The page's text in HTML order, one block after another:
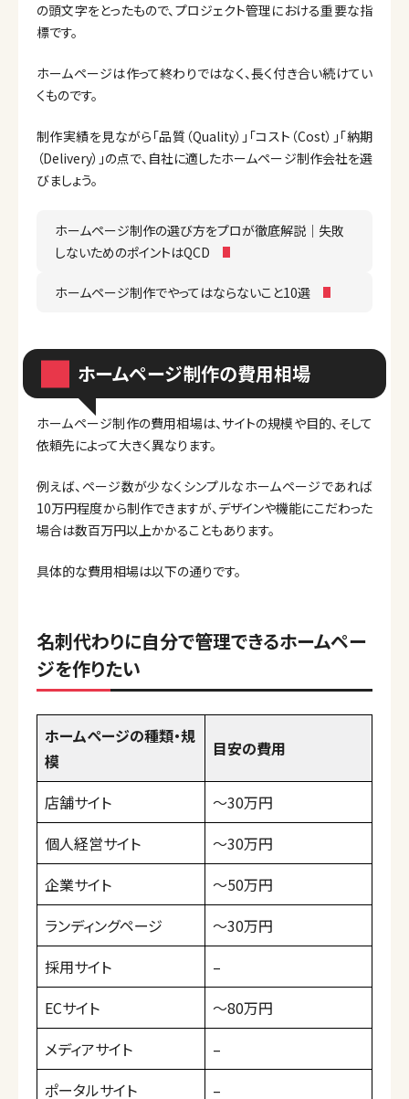
の頭文字をとったもので、プロジェクト管理における重要な指
標です。
ホームページは作って終わりではなく、長く付き合い続けてい
くものです。
制作実績を見ながら「品質（Quality）」「コスト（Cost）」「納期
（Delivery）」の点で、自社に適したホームページ制作会社を選
びましょう。
ホームページ制作の選び方をプロが徹底解説｜失敗
しないためのポイントはQCD
ホームページ制作でやってはならないこと10選
ホームページ制作の費用相場
ホームページ制作の費用相場は、サイトの規模や目的、そして
依頼先によって大きく異なります。
例えば、ページ数が少なくシンプルなホームページであれば
10万円程度から制作できますが、デザインや機能にこだわった
場合は数百万円以上かかることもあります。
具体的な費用相場は以下の通りです。
名刺代わりに自分で管理できるホームペー
ジを作りたい
ホームページの種類・規
模
目安の費用
店舗サイト
〜30万円
個人経営サイト
〜30万円
企業サイト
〜50万円
ランディングページ
〜30万円
採用サイト
–
ECサイト
〜80万円
メディアサイト
–
ポータルサイト
–